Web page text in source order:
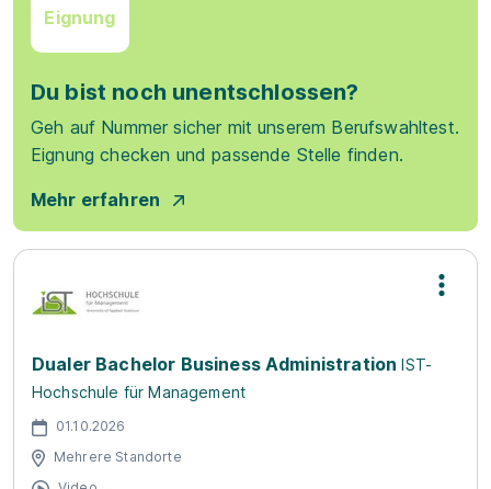
Eignung
Du bist noch unentschlossen?
Geh auf Nummer sicher mit unserem Berufswahltest.
Eignung checken und passende Stelle finden.
Mehr erfahren
Dualer Bachelor Business Administration IST-
Hochschule für Management
01.10.2026
Mehrere Standorte